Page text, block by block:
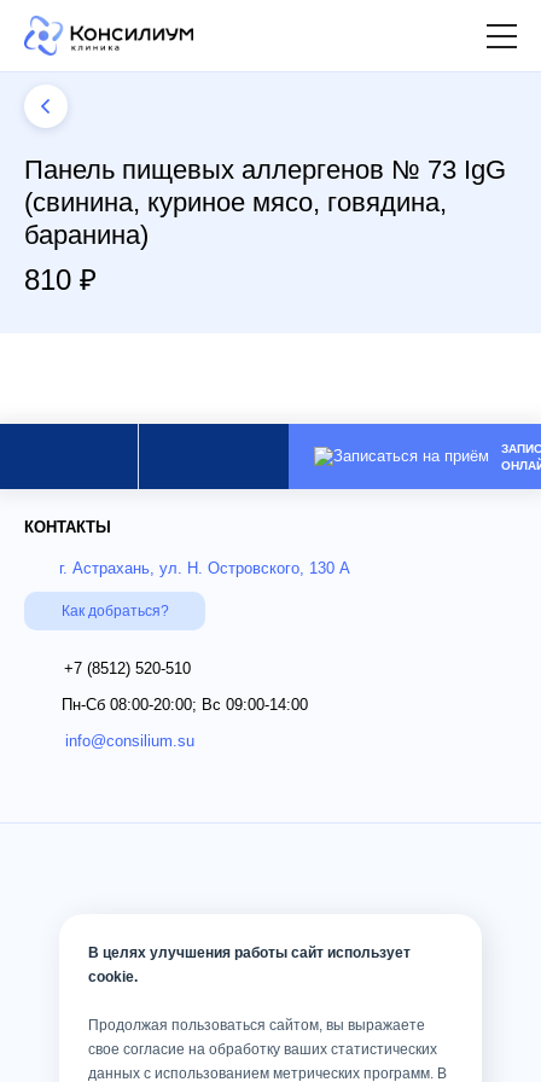
Панель пищевых аллергенов № 73 IgG
(свинина, куриное мясо, говядина,
баранина)
810 ₽
КОНТАКТЫ
г. Астрахань, ул. Н. Островского, 130 А
Как добраться?
+7 (8512) 520-510
Пн-Сб 08:00-20:00; Вс 09:00-14:00
info@consilium.su
В целях улучшения работы сайт использует
cookie.
Продолжая пользоваться сайтом, вы выражаете
свое согласие на обработку ваших статистических
данных с использованием метрических программ. В